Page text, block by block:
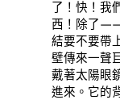
了！快！我
西！除了——
結要不要帶
壁傳來一聲
戴著太陽眼
進來。它的